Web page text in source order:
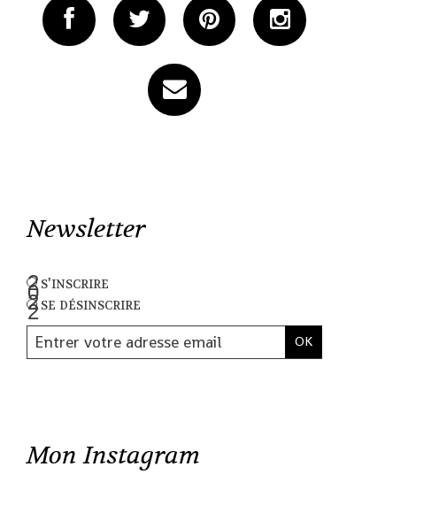
Newsletter
s'inscrire
se désinscrire
Mon Instagram